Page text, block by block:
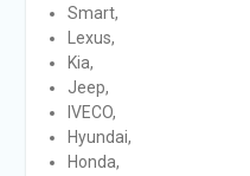
Smart,
Lexus,
Kia,
Jeep,
IVECO,
Hyundai,
Honda,